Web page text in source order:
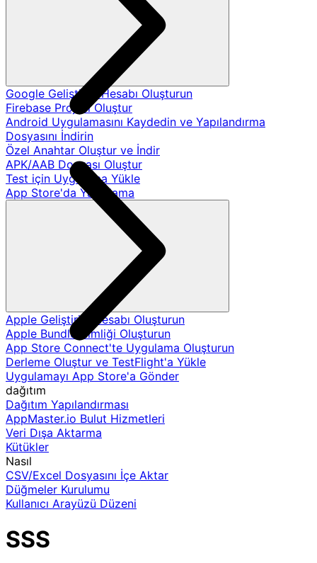
Google Geliştirici Hesabı Oluşturun
Firebase Projesi Oluştur
Android Uygulamasını Kaydedin ve Yapılandırma
Dosyasını İndirin
Özel Anahtar Oluştur ve İndir
APK/AAB Dosyası Oluştur
Test için Uygulama Yükle
App Store'da Yayınlama
Apple Geliştirici Hesabı Oluşturun
Apple Bundle Kimliği Oluşturun
App Store Connect'te Uygulama Oluşturun
Derleme Oluştur ve TestFlight'a Yükle
Uygulamayı App Store'a Gönder
dağıtım
Dağıtım Yapılandırması
AppMaster.io Bulut Hizmetleri
Veri Dışa Aktarma
Kütükler
Nasıl
CSV/Excel Dosyasını İçe Aktar
Düğmeler Kurulumu
Kullanıcı Arayüzü Düzeni
SSS